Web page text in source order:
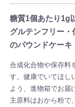
糖質1個あたり1g
グルテンフリー
のパウンドケー
合成化合物や保存料
す。健康でいてほし
よう、進物箱でお届
主原料はおから粉で